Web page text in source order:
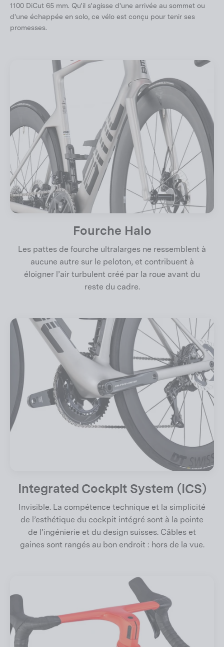
1100 DiCut 65 mm. Qu'il s'agisse d'une arrivée au sommet ou
d'une échappée en solo, ce vélo est conçu pour tenir ses
promesses.
Fourche Halo
Les pattes de fourche ultralarges ne ressemblent à
aucune autre sur le peloton, et contribuent à
éloigner l’air turbulent créé par la roue avant du
reste du cadre.
Integrated Cockpit System (ICS)
Invisible. La compétence technique et la simplicité
de l’esthétique du cockpit intégré sont à la pointe
de l’ingénierie et du design suisses. Câbles et
gaines sont rangés au bon endroit : hors de la vue.